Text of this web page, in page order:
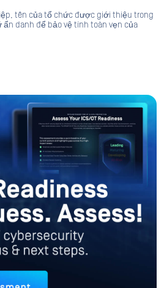
tên của tổ chức được giới thiệu trong
danh để bảo vệ tính toàn vẹn của